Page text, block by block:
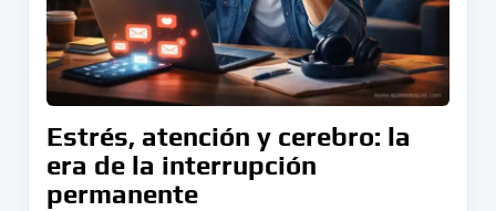
Estrés, atención y cerebro: la
era de la interrupción
permanente